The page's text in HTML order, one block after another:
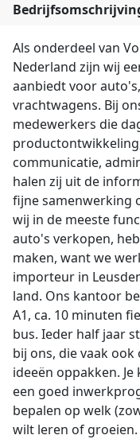
Als onderdeel van
Nederland zijn wij
aanbiedt voor
vrachtwagens. Bij
medewerkers die
communicatie,
halen zij uit de
fijne samenwerking
wij in de meeste
auto's verkopen,
maken, want we
importeur in
land. Ons kantoor
A1, ca. 10 minuten
bus. Ieder half jaar
bij ons, die vaak
ideeën oppakken.
een goed
bepalen op welk
wilt leren of